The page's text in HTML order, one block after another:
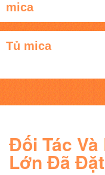
mica
Tủ mica
Đối Tác
Lớn Đã